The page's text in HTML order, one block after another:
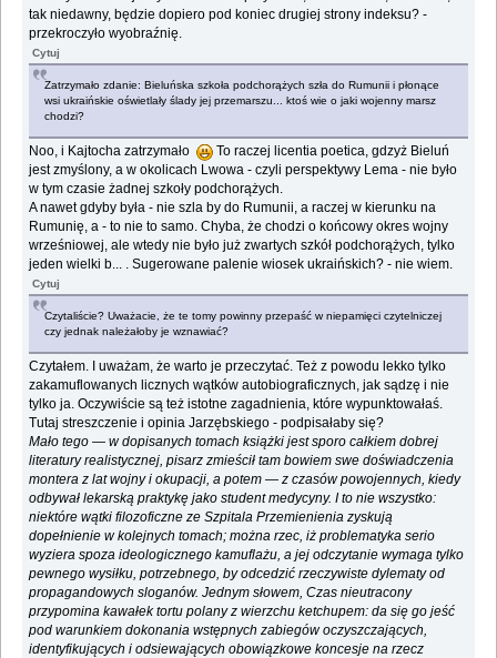
tak niedawny, będzie dopiero pod koniec drugiej strony indeksu? -
przekroczyło wyobraźnię.
Cytuj
Zatrzymało zdanie: Bieluńska szkoła podchorążych szła do Rumunii i płonące
wsi ukraińskie oświetlały ślady jej przemarszu... ktoś wie o jaki wojenny marsz
chodzi?
Noo, i Kajtocha zatrzymało
To raczej licentia poetica, gdzyż Bieluń
jest zmyślony, a w okolicach Lwowa - czyli perspektywy Lema - nie było
w tym czasie żadnej szkoły podchorążych.
A nawet gdyby była - nie szla by do Rumunii, a raczej w kierunku na
Rumunię, a - to nie to samo. Chyba, że chodzi o końcowy okres wojny
wrześniowej, ale wtedy nie było już zwartych szkół podchorążych, tylko
jeden wielki b... . Sugerowane palenie wiosek ukraińskich? - nie wiem.
Cytuj
Czytaliście? Uważacie, że te tomy powinny przepaść w niepamięci czytelniczej
czy jednak należałoby je wznawiać?
Czytałem. I uważam, że warto je przeczytać. Też z powodu lekko tylko
zakamuflowanych licznych wątków autobiograficznych, jak sądzę i nie
tylko ja. Oczywiście są też istotne zagadnienia, które wypunktowałaś.
Tutaj streszczenie i opinia Jarzębskiego - podpisałaby się?
Mało tego — w dopisanych tomach książki jest sporo całkiem dobrej
literatury realistycznej, pisarz zmieścił tam bowiem swe doświadczenia
montera z lat wojny i okupacji, a potem — z czasów powojennych, kiedy
odbywał lekarską praktykę jako student medycyny. I to nie wszystko:
niektóre wątki filozoficzne ze Szpitala Przemienienia zyskują
dopełnienie w kolejnych tomach; można rzec, iż problematyka serio
wyziera spoza ideologicznego kamuflażu, a jej odczytanie wymaga tylko
pewnego wysiłku, potrzebnego, by odcedzić rzeczywiste dylematy od
propagandowych sloganów. Jednym słowem, Czas nieutracony
przypomina kawałek tortu polany z wierzchu ketchupem: da się go jeść
pod warunkiem dokonania wstępnych zabiegów oczyszczających,
identyfikujących i odsiewających obowiązkowe koncesje na rzecz